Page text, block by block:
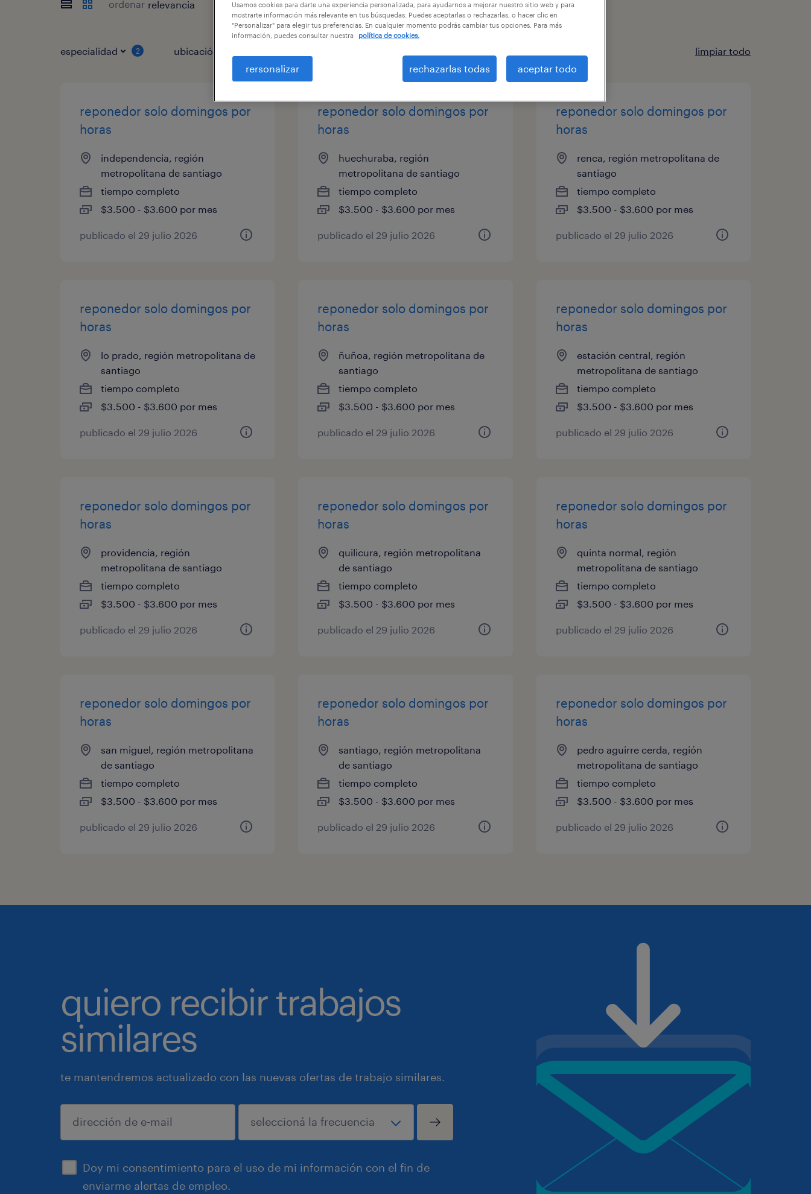
ordenar
especialidad 2 ubicación limpiar todo
reponedor solo domingos por
horas
independencia, región
metropolitana de santiago
tiempo completo
$3.500 - $3.600 por mes
publicado el 29 julio 2026
reponedor solo domingos por
horas
huechuraba, región
metropolitana de santiago
tiempo completo
$3.500 - $3.600 por mes
publicado el 29 julio 2026
reponedor solo domingos por
horas
renca, región metropolitana de
santiago
tiempo completo
$3.500 - $3.600 por mes
publicado el 29 julio 2026
reponedor solo domingos por
horas
lo prado, región metropolitana de
santiago
tiempo completo
$3.500 - $3.600 por mes
publicado el 29 julio 2026
reponedor solo domingos por
horas
ñuñoa, región metropolitana de
santiago
tiempo completo
$3.500 - $3.600 por mes
publicado el 29 julio 2026
reponedor solo domingos por
horas
estación central, región
metropolitana de santiago
tiempo completo
$3.500 - $3.600 por mes
publicado el 29 julio 2026
reponedor solo domingos por
horas
providencia, región
metropolitana de santiago
tiempo completo
$3.500 - $3.600 por mes
publicado el 29 julio 2026
reponedor solo domingos por
horas
quilicura, región metropolitana
de santiago
tiempo completo
$3.500 - $3.600 por mes
publicado el 29 julio 2026
reponedor solo domingos por
horas
quinta normal, región
metropolitana de santiago
tiempo completo
$3.500 - $3.600 por mes
publicado el 29 julio 2026
reponedor solo domingos por
horas
san miguel, región metropolitana
de santiago
tiempo completo
$3.500 - $3.600 por mes
publicado el 29 julio 2026
reponedor solo domingos por
horas
santiago, región metropolitana
de santiago
tiempo completo
$3.500 - $3.600 por mes
publicado el 29 julio 2026
reponedor solo domingos por
horas
pedro aguirre cerda, región
metropolitana de santiago
tiempo completo
$3.500 - $3.600 por mes
publicado el 29 julio 2026
quiero recibir trabajos
similares
te mantendremos actualizado con las nuevas ofertas de trabajo similares.
Doy mi consentimiento para el uso de mi información con el fin de
enviarme alertas de empleo.
enviar
Usamos cookies para darte una experiencia personalizada, para ayudarnos a mejorar nuestro sitio web y para
mostrarte información más relevante en tus búsquedas. Puedes aceptarlas o rechazarlas, o hacer clic en
"Personalizar" para elegir tus preferencias. En cualquier momento podrás cambiar tus opciones. Para más
información, puedes consultar nuestra
política de cookies.
rersonalizar rechazarlas todas aceptar todo